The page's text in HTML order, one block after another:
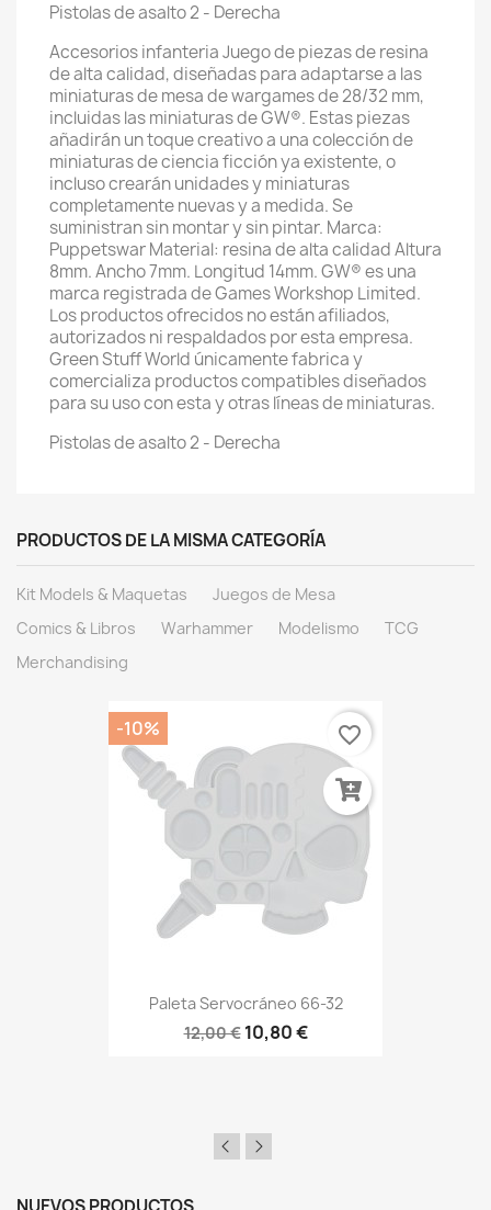
Pistolas de asalto 2 - Derecha
Accesorios infanteria Juego de piezas de resina
de alta calidad, diseñadas para adaptarse a las
miniaturas de mesa de wargames de 28/32 mm,
incluidas las miniaturas de GW®. Estas piezas
añadirán un toque creativo a una colección de
miniaturas de ciencia ficción ya existente, o
incluso crearán unidades y miniaturas
completamente nuevas y a medida. Se
suministran sin montar y sin pintar. Marca:
Puppetswar Material: resina de alta calidad Altura
8mm. Ancho 7mm. Longitud 14mm. GW® es una
marca registrada de Games Workshop Limited.
Los productos ofrecidos no están afiliados,
autorizados ni respaldados por esta empresa.
Green Stuff World únicamente fabrica y
comercializa productos compatibles diseñados
para su uso con esta y otras líneas de miniaturas.
Pistolas de asalto 2 - Derecha
PRODUCTOS DE LA MISMA CATEGORÍA
Kit Models & Maquetas
Juegos de Mesa
Comics & Libros
Warhammer Modelismo
TCG
Merchandising
Paleta Servocráneo 66-32
12,00 € 10,80 €
-10% favorite_border